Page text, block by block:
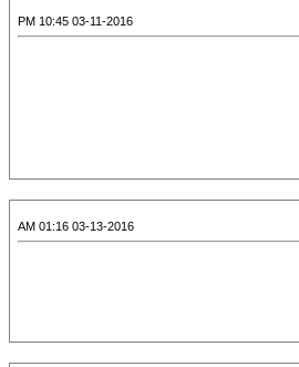
03-11-2016 10:45 PM
03-13-2016 01:16 AM